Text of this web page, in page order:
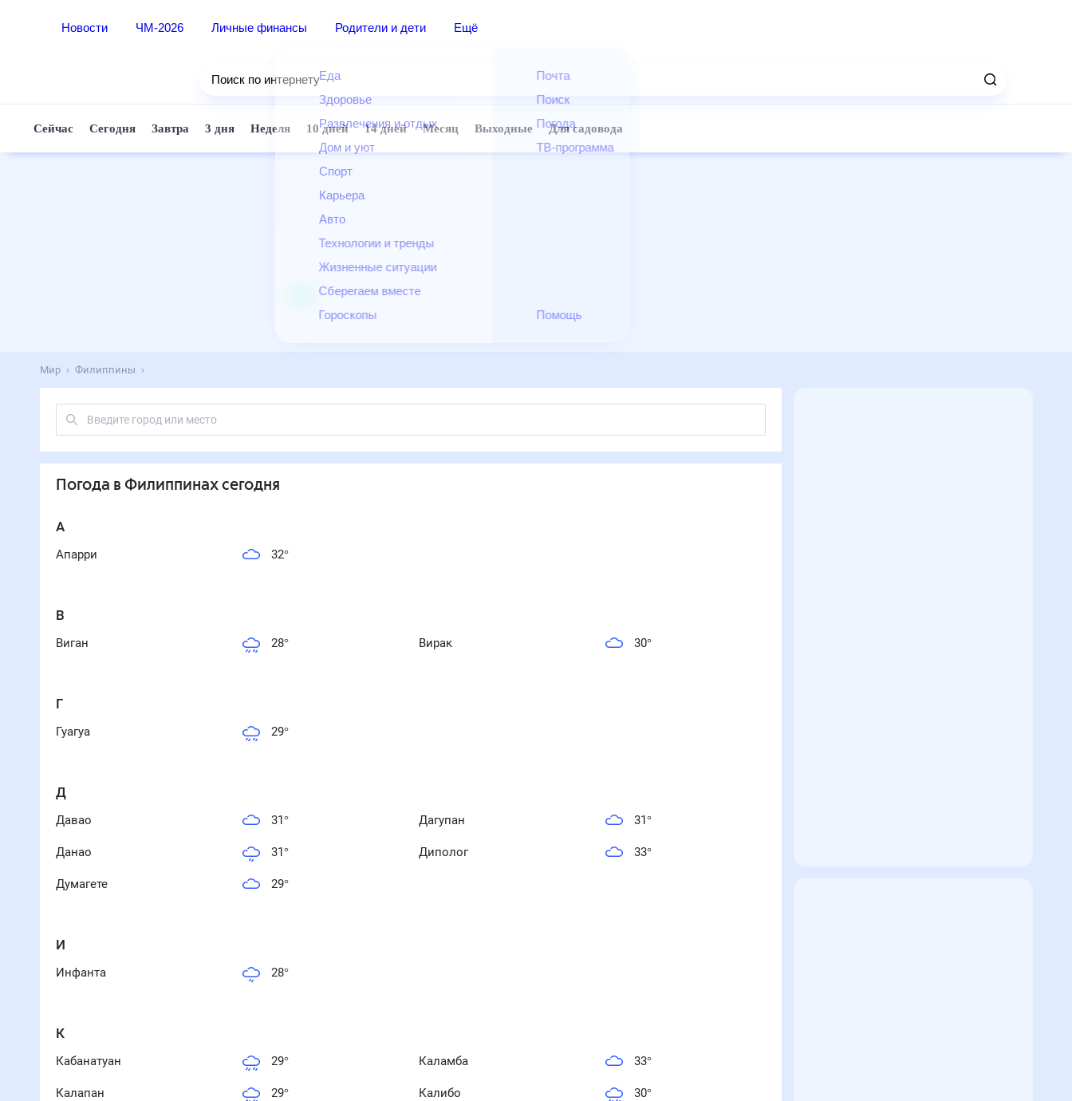
Новости ЧМ-2026 Личные финансы Родители и дети Ещё
Еда
Здоровье
Развлечения и отдых
Дом и уют
Спорт
Карьера
Авто
Технологии и тренды
Жизненные ситуации
Сберегаем вместе
Гороскопы
Почта
Поиск
Погода
ТВ-программа
Помощь
Поиск по интернету
Сейчас Сегодня Завтра 3 дня Неделя 10 дней 14 дней Месяц Выходные Для садовода
Мир Филиппины
Погода в Филиппинахсегодня
А
Апарри 32°
В
Виган 28° Вирак 30°
Г
Гуагуа 29°
Д
Давао 31° Дагупан 31°
Данао 31° Диполог 33°
Думагете 29°
И
Инфанта 28°
К
Кабанатуан 29° Каламба 33°
Калапан 29° Калибо 30°